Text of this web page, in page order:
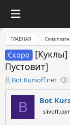
ГЛАВНАЯ Слив
Скоро
[Куклы]
Пустовит]
А
в
т
Bot Kursoff.net
а
B Bot